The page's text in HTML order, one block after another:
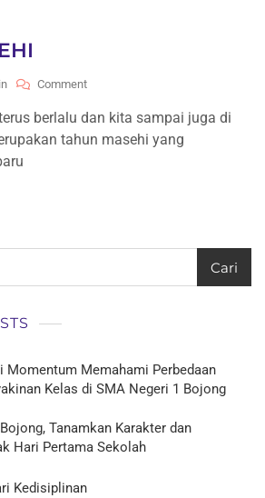
CommentOn
MASEHI
berlalu dan kita sampai juga di
tahun masehi yang
Cari
Momentum Memahami Perbedaan
Kelas di SMA Negeri 1 Bojong
Tanamkan Karakter dan
Hari Pertama Sekolah
Kedisiplinan